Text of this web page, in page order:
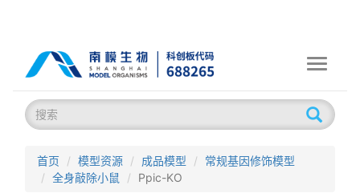
Toggle
首页 模型资源 成品模型
常规基因修饰模型
全身敲除小鼠
Ppic-KO